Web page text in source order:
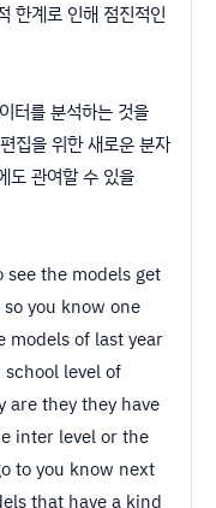
한계로 인해 점진적인
터를 분석하는 것을
집을 위한 새로운 분자
도 관여할 수 있을
the models get
you know one
models of last year
level of
are they they have
inter level or the
to you know next
that have a kind